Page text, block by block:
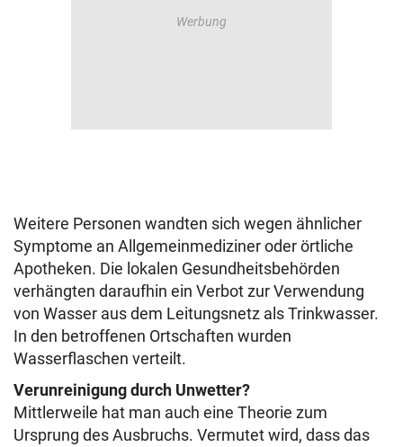
Weitere Personen wandten sich wegen ähnlicher
Symptome an Allgemeinmediziner oder örtliche
Apotheken. Die lokalen Gesundheitsbehörden
verhängten daraufhin ein Verbot zur Verwendung
von Wasser aus dem Leitungsnetz als Trinkwasser.
In den betroffenen Ortschaften wurden
Wasserflaschen verteilt.
Verunreinigung durch Unwetter?
Mittlerweile hat man auch eine Theorie zum
Ursprung des Ausbruchs. Vermutet wird, dass das